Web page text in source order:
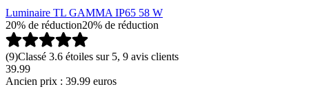
Luminaire TL GAMMA IP65 58 W
20% de réduction20% de réduction
(9)Classé 3.6 étoiles sur 5, 9 avis clients
39.99
Ancien prix : 39.99 euros